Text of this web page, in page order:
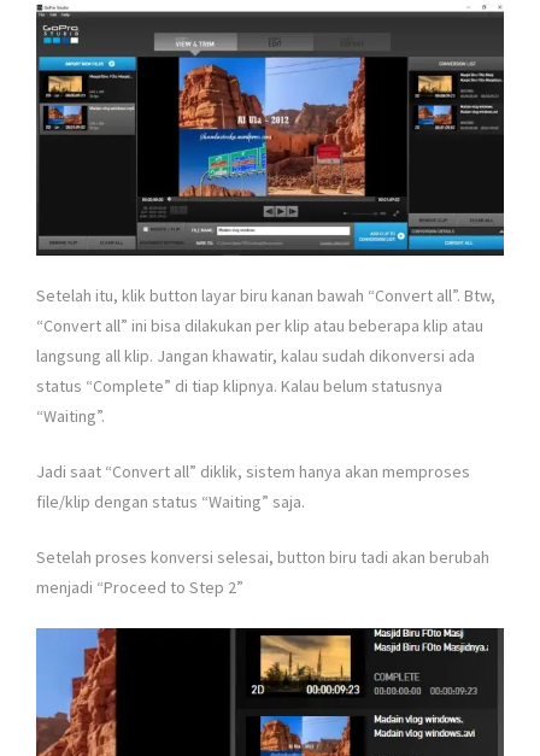
Setelah itu, klik button layar biru kanan bawah “Convert all”. Btw,
“Convert all” ini bisa dilakukan per klip atau beberapa klip atau
langsung all klip. Jangan khawatir, kalau sudah dikonversi ada
status “Complete” di tiap klipnya. Kalau belum statusnya
“Waiting”.
Jadi saat “Convert all” diklik, sistem hanya akan memproses
file/klip dengan status “Waiting” saja.
Setelah proses konversi selesai, button biru tadi akan berubah
menjadi “Proceed to Step 2”